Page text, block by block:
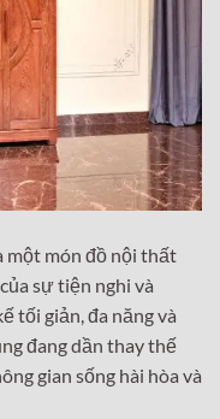
một món đồ nội thất
sự tiện nghi và
tối giản, đa năng và
đang dần thay thế
gian sống hài hòa và